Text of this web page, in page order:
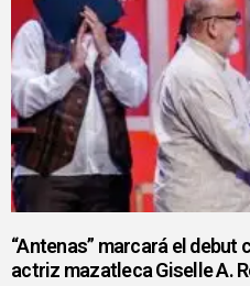
“Antenas” marcará el debut
actriz mazatleca Giselle A.